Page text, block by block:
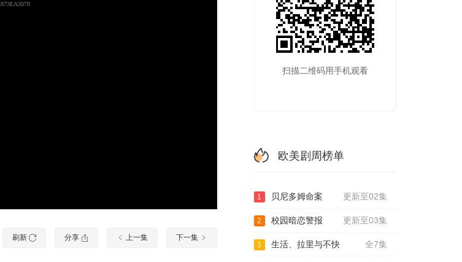
刷新 分享 上一集 下一集
扫描二维码用手机观看
欧美剧周榜单
更新至02集
1 贝尼多姆命案
更新至03集
2 校园暗恋警报
全7集
3 生活、拉里与不快